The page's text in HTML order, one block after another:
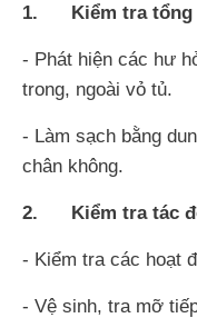
1. Kiểm tra tổng
- Phát hiện các hư
trong, ngoài vỏ tủ.
- Làm sạch bằng
chân không.
2. Kiểm tra tác
- Kiểm tra các hoạt
- Vệ sinh, tra mỡ